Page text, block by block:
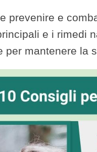
prevenire e
e i rimedi
per mantenere la